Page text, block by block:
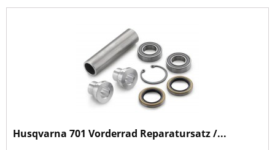
Husqvarna 701 Vorderrad Reparatursatz /...